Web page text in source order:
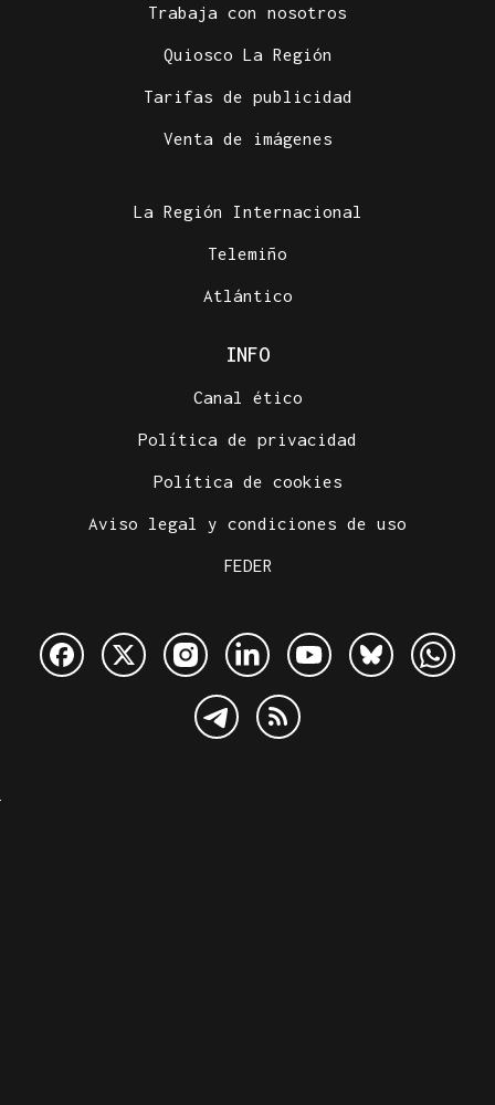
Trabaja con nosotros
Quiosco La Región
Tarifas de publicidad
Venta de imágenes
La Región Internacional
Telemiño
Atlántico
INFO
Canal ético
Política de privacidad
Política de cookies
Aviso legal y condiciones de uso
FEDER